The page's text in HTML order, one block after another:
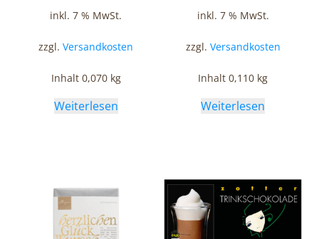
inkl. 7 % MwSt.
zzgl.Versandkosten
Inhalt 0,070 kg
Weiterlesen
inkl. 7 % MwSt.
zzgl. Versandkosten
Inhalt 0,110 kg
Weiterlesen